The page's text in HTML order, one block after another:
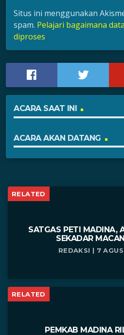
Situs ini menggunakan
spam. Pelajari bagaimana
diproses
ACARA SAAT INI
ACARA AKAN DATANG
RELATED
SATGAS PETI MADINA,
SEKADAR
REDAKSI | 7
RELATED
PEMKAB MADINA